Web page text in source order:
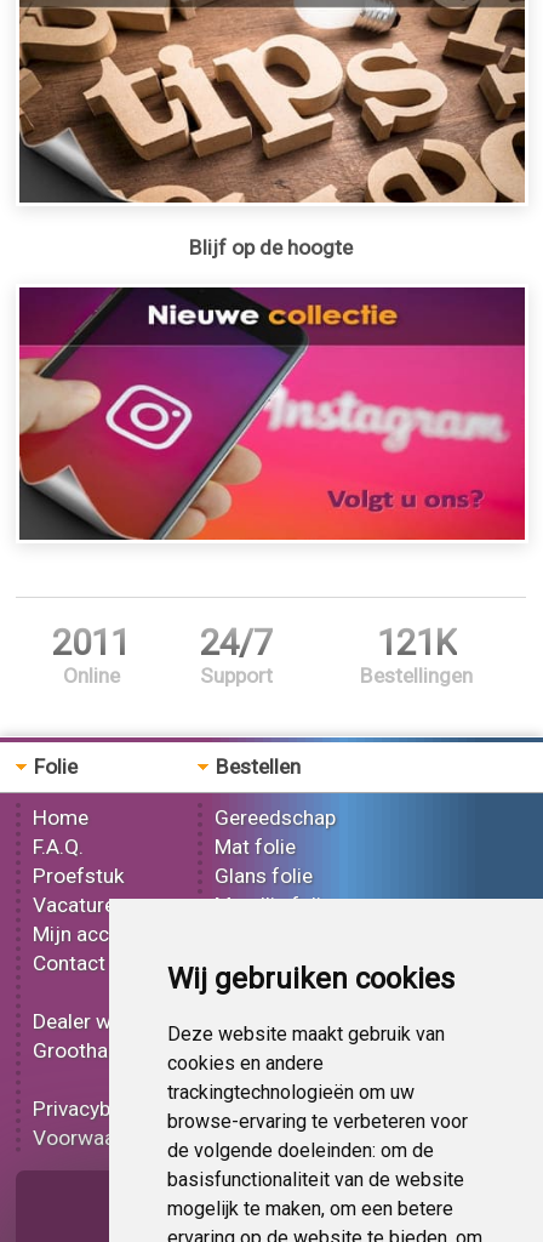
Wij gebruiken cookies
Deze website maakt gebruik van
cookies en andere
trackingtechnologieën om uw
browse-ervaring te verbeteren voor
de volgende doeleinden: om de
basisfunctionaliteit van de website
mogelijk te maken, om een betere
Blijf op de hoogte
2011
Online
24/7
Support
121K
Bestellingen
Folie
Home
F.A.Q.
Proefstuk
Vacatures
Mijn account
Contact
Dealer worden
Groothandel
Privacybeleid
Voorwaarden
Bestellen
Gereedschap
Mat folie
Glans folie
Metallic folie
Effect folie
Bedrukt folie
Carbon folie
Tint folie
Functionele folie
Folie korting
Op bestelling
Pagina delen